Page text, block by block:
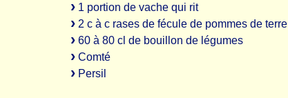
1 portion de vache qui rit
2 c à c rases de fécule de pommes de terre
60 à 80 cl de bouillon de légumes
Comté
Persil